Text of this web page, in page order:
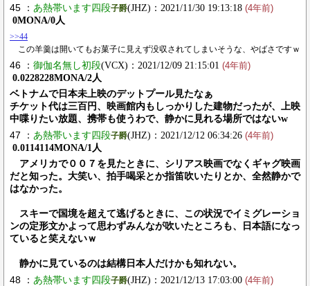
45 ： あ熱帯います四段子爵(JHZ)：2021/11/30 19:13:18 (4年前)
0MONA/0人
>>44
この羊羹は開いてもお菓子に見えず没収されてしまいそうな、やばさですｗ
46 ： 御伽名無し初段(VCX)：2021/12/09 21:15:01 (4年前)
0.0228228MONA/2人
ベトナムで日本未上映のデットプール見たなぁ
チケット代は三百円、映画館内もしっかりした建物だったが、上映
中喋りたい放題、携帯も使うわで、静かに見れる場所ではないw
47 ： あ熱帯います四段子爵(JHZ)：2021/12/12 06:34:26 (4年前)
0.0114114MONA/1人
アメリカで００７を見たときに、シリアス映画でなくギャグ映画
だと知った。大笑い、拍手喝采とか指笛吹いたりとか、全然静かで
はなかった。
スキーで国境を超えて逃げるときに、この状況でイミグレーショ
ンの定形文かよって思わずみんなが吹いたところも、日本語になっ
ていると笑えないｗ
静かに見ているのは結構日本人だけかも知れない。
48 ： あ熱帯います四段子爵(JHZ)：2021/12/13 17:03:00 (4年前)